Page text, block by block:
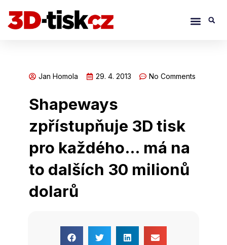
na
Menu
Jan Homola 29. 4. 2013 No Comments
Shapeways
zpřístupňuje 3D tisk
pro každého… má na
to dalších 30 milionů
dolarů